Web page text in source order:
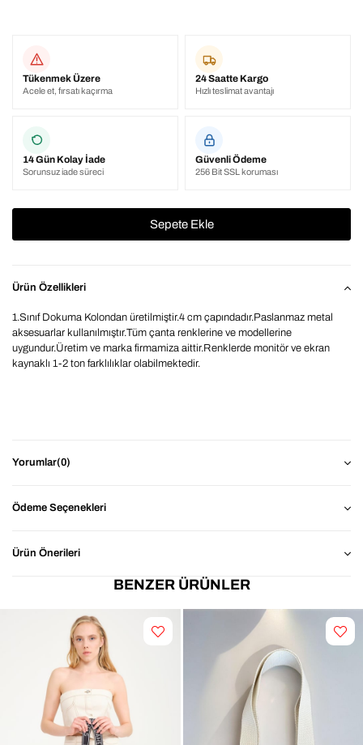
Tükenmek Üzere
Acele et, fırsatı kaçırma
24 Saatte Kargo
Hızlı teslimat avantajı
14 Gün Kolay İade
Sorunsuz iade süreci
Güvenli Ödeme
256 Bit SSL koruması
Ürün Özellikleri
1.Sınıf Dokuma Kolondan üretilmiştir.4 cm çapındadır.Paslanmaz metal
aksesuarlar kullanılmıştır.Tüm çanta renklerine ve modellerine
uygundur.Üretim ve marka firmamiza aittir.Renklerde monitör ve ekran
kaynaklı 1-2 ton farklılıklar olabilmektedir.
Yorumlar(0)
Ödeme Seçenekleri
Ürün Önerileri
BENZER ÜRÜNLER